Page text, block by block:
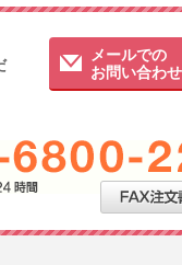
メールでの
お問い合わ